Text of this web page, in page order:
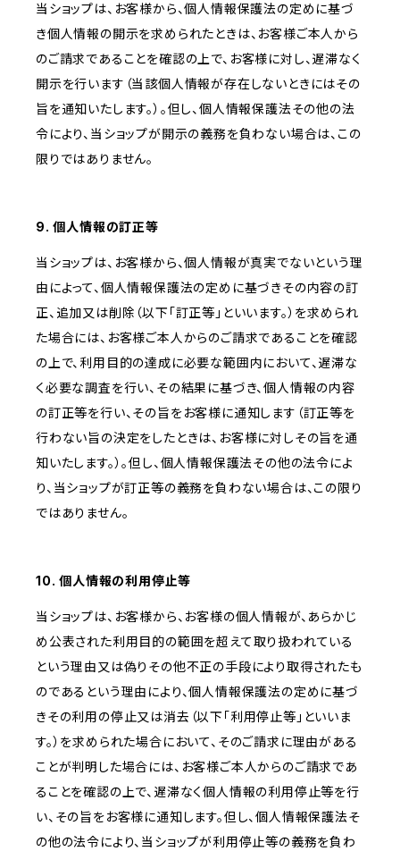
当ショップは、お客様から、個人情報保護法の定めに基づ
き個人情報の開示を求められたときは、お客様ご本人から
のご請求であることを確認の上で、お客様に対し、遅滞なく
開示を行います（当該個人情報が存在しないときにはその
旨を通知いたします。）。但し、個人情報保護法その他の法
令により、当ショップが開示の義務を負わない場合は、この
限りではありません。
9. 個人情報の訂正等
当ショップは、お客様から、個人情報が真実でないという理
由によって、個人情報保護法の定めに基づきその内容の訂
正、追加又は削除（以下「訂正等」といいます。）を求められ
た場合には、お客様ご本人からのご請求であることを確認
の上で、利用目的の達成に必要な範囲内において、遅滞な
く必要な調査を行い、その結果に基づき、個人情報の内容
の訂正等を行い、その旨をお客様に通知します（訂正等を
行わない旨の決定をしたときは、お客様に対しその旨を通
知いたします。）。但し、個人情報保護法その他の法令によ
り、当ショップが訂正等の義務を負わない場合は、この限り
ではありません。
10. 個人情報の利用停止等
当ショップは、お客様から、お客様の個人情報が、あらかじ
め公表された利用目的の範囲を超えて取り扱われている
という理由又は偽りその他不正の手段により取得されたも
のであるという理由により、個人情報保護法の定めに基づ
きその利用の停止又は消去（以下「利用停止等」といいま
す。）を求められた場合において、そのご請求に理由がある
ことが判明した場合には、お客様ご本人からのご請求であ
ることを確認の上で、遅滞なく個人情報の利用停止等を行
い、その旨をお客様に通知します。但し、個人情報保護法そ
の他の法令により、当ショップが利用停止等の義務を負わ